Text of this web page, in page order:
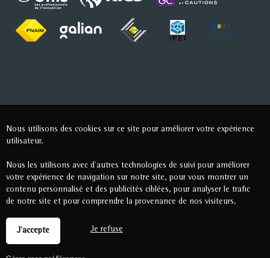
Nous utilisons des cookies sur ce site pour améliorer votre expérience
utilisateur.
Nous les utilisons avec d'autres technologies de suivi pour améliorer
votre expérience de navigation sur notre site, pour vous montrer un
contenu personnalisé et des publicités ciblées, pour analyser le trafic
de notre site et pour comprendre la provenance de nos visiteurs.
J'accepte Je refuse